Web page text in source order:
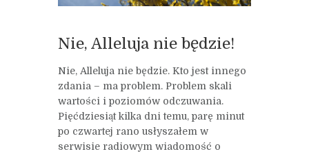
Nie, Alleluja nie będzie!
Nie, Alleluja nie będzie. Kto jest innego
zdania – ma problem. Problem skali
wartości i poziomów odczuwania.
Pięćdziesiąt kilka dni temu, parę minut
po czwartej rano usłyszałem w
serwisie radiowym wiadomość o